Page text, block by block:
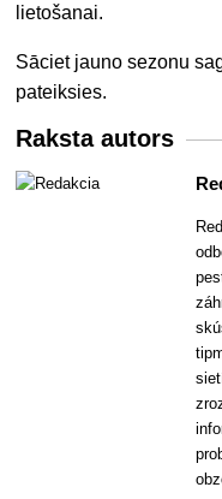
lietošanai.
Sāciet jauno sezonu
pateiksies.
Raksta autors